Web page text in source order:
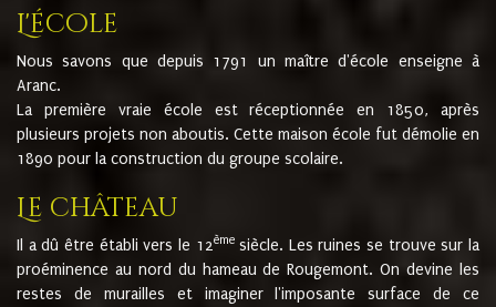
L'école
Nous savons que depuis 1791 un maître d'école enseigne à
Aranc.
La première vraie école est réceptionnée en 1850, après
plusieurs projets non aboutis. Cette maison école fut démolie en
1890 pour la construction du groupe scolaire.
Le château
Il a dû être établi vers le 12èmesiècle. Les ruines se trouve sur la
proéminence au nord du hameau de Rougemont. On devine les
restes de murailles et imaginer l'imposante surface de ce